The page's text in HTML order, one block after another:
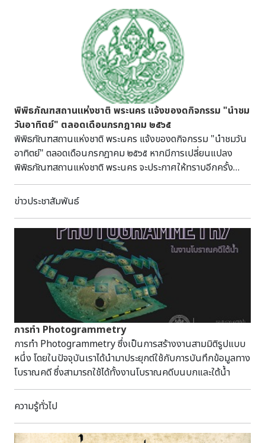
โบราณคดีที่เกี่ยวข้อง ซึ่งเก็บรักษาและจัดแสดง ณ แหล่ง
โบราณคดีและพิพิธภัณฑสถานแห่งชาติทั่วประเทศ รวมทั้งได้รับ
ความอนุเคราะห์จากพิพิธภัณฑ์และห้องปฏิบัติการเรื่องราวก่อน
ประวัติศาสตร์ สุด แสงวิเชียร คณะแพทยศาสตร์ ศิริราชพยาบาล
นำไปจัดแสดง ณ พิพิธภัณฑสถานแห่งชาติ บ้านเก่า ทำให้ปัจจุบัน
พิพิธภัณฑสถานแห่งนี้เป็นแหล่งรวบรวมโบราณวัตถุใน
วัฒนธรรมบ้านเก่าที่ครบถ้วน และสมบูรณ์ที่สุด นอกจากนั้นยังมี
การขุดค้นและดำเนินงานทางโบราณคดีอย่างต่อเนื่อง สามารถ
เยี่ยมชมหลุมขุดค้นทางโบราณคดี ที่โรงเรียนวัดท่าโป๊ะ ซึ่งตั้งอยู่
ข้างพิพิธภัณฑสถานแห่งชาติ บ้านเก่า และกรมศิลปากรยังมี
โครงการจัดตั้งศูนย์ศึกษาวัฒนธรรมบ้านเก่า ขึ้น ณ
พิพิธภัณฑสถานแห่งชาติ บ้านเก่า เพื่อเป็นสถานที่ศึกษา วิจัย ของ
ความรู้ด้านงานโบราณคดี กับองค์ความรู้ด้านต่างๆ เข้าด้วยกัน
แบบสหวิชาการ เอกสารอ้างอิง สุด แสงวิเชียรและวัฒนา สุภวัน.
เครื่องปั้นดินเผาสมัยก่อนประวัติศาสตร์ที่ถ้ำเขาสามเหลี่ยม
กาญจนบุรี. กรุงเทพฯ : เรือนแก้วการพิมพ์, ๒๕๒๑. สุภมาศ ดวง
สกุลและคณะ. ฐานข้อมูลโบราณคดีในวัฒนธรรมบ้านเก่า.
กรุงเทพฯ : ห้างหุ้นส่วนจำกัดสุเนตร์ฟิล์ม, ๒๕๕๒. Per
Sørensen. Archaeological excavations in Thailand:
volume II Ban-Kao neolithic settlements with
cemeteries in the Kanchanaburi province. Part one :
the archaeological material from the burials.
Copenhagen : Munksgaard, 1967.
พิพิธภัณฑสถานแห่งชาติ พระนคร แจ้งของดกิจกรรม "นำชม
วันอาทิตย์" ตลอดเดือนกรกฎาคม ๒๕๖๕
พิพิธภัณฑสถานแห่งชาติ พระนคร แจ้งของดกิจกรรม "นำชมวัน
อาทิตย์" ตลอดเดือนกรกฎาคม ๒๕๖๕ หากมีการเปลี่ยนแปลง
พิพิธภัณฑสถานแห่งชาติ พระนคร จะประกาศให้ทราบอีกครั้ง
สอบถามเพิ่มเติมทาง Inbox page และโทร. ๐๒ ๒๒๔ ๑๔๐๒, ๐๒
๒๒๔ ๑๓๓๓
ข่าวประชาสัมพันธ์
การทำ Photogrammetry
การทำ Photogrammetry ซึ่งเป็นการสร้างงานสามมิติรูปแบบ
หนึ่ง โดยในปัจจุบันเราได้นำมาประยุกต์ใช้กับการบันทึกข้อมูลทาง
โบราณคดี ซึ่งสามารถใช้ได้ทั้งงานโบราณคดีบนบกและใต้น้ำ
ความรู้ทั่วไป